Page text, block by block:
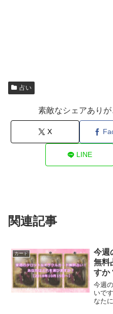
占い
素敵なシェアあり
X
LINE
関連記事
カード
今週
無料
すか
今週
いで
なた